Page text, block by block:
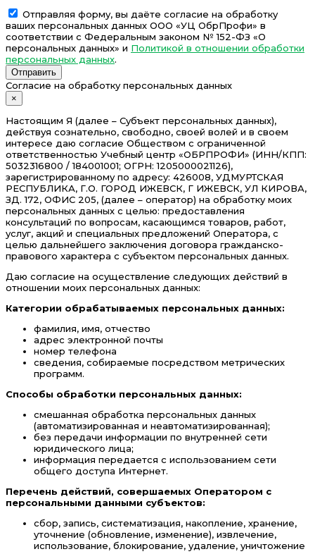
Отправляя форму, вы даёте согласие на обработку
ваших персональных данных ООО «УЦ ОбрПрофи» в
соответствии с Федеральным законом № 152-ФЗ «О
персональных данных» и Политикой в отношении обработки
персональных данных.
Отправить
Согласие на обработку персональных данных
×
Настоящим Я (далее – Субъект персональных данных),
действуя сознательно, свободно, своей волей и в своем
интересе даю согласие Обществом с ограниченной
ответственностью Учебный центр «ОБРПРОФИ» (ИНН/КПП:
5032316800 / 184001001; ОГРН: 1205000021126),
зарегистрированному по адресу: 426008, УДМУРТСКАЯ
РЕСПУБЛИКА, Г.О. ГОРОД ИЖЕВСК, Г ИЖЕВСК, УЛ КИРОВА,
ЗД. 172, ОФИС 205, (далее – оператор) на обработку моих
персональных данных с целью: предоставления
консультаций по вопросам, касающимся товаров, работ,
услуг, акций и специальных предложений Оператора, с
целью дальнейшего заключения договора гражданско-
правового характера с субъектом персональных данных.
Даю согласие на осуществление следующих действий в
отношении моих персональных данных:
Категории обрабатываемых персональных данных:
фамилия, имя, отчество
адрес электронной почты
номер телефона
сведения, собираемые посредством метрических
программ.
Способы обработки персональных данных:
смешанная обработка персональных данных
(автоматизированная и неавтоматизированная);
без передачи информации по внутренней сети
юридического лица;
информация передается с использованием сети
общего доступа Интернет.
Перечень действий, совершаемых Оператором с
персональными данными субъектов:
сбор, запись, систематизация, накопление, хранение,
уточнение (обновление, изменение), извлечение,
использование, блокирование, удаление, уничтожение